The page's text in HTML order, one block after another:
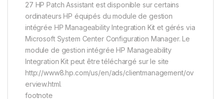
27 HP Patch Assistant est disponible sur certains
ordinateurs HP équipés du module de gestion
intégrée HP Manageability Integration Kit et gérés via
Microsoft System Center Configuration Manager. Le
module de gestion intégrée HP Manageability
Integration Kit peut être téléchargé sur le site
http://www8.hp.com/us/en/ads/clientmanagement/ov
erview.html.
footnote